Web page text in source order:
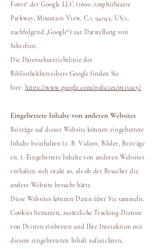
Fonts“ der Google LLC (1600 Amphitheatre
Parkway, Mountain View, CA 94043, USA;
nachfolgend „Google“) zur Darstellung von
Schriften.
Die Datenschutzrichtlinie des
Bibliothekbetreibers Google finden Sie
hier: https://www.google.com/policies/privacy/
Eingebettete Inhalte von anderen Websites
Beiträge auf dieser Website können eingebettete
Inhalte beinhalten (z. B. Videos, Bilder, Beiträge
etc.). Eingebettete Inhalte von anderen Websites
verhalten sich exakt so, als ob der Besucher die
andere Website besucht hätte.
Diese Websites können Daten über Sie sammeln,
Cookies benutzen, zusätzliche Tracking-Dienste
von Dritten einbetten und Ihre Interaktion mit
diesem eingebetteten Inhalt aufzeichnen,